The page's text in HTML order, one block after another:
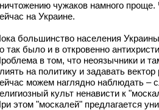
чужаков намного
на Украине.
большинство населения
так было и в откровенно
в том, что неоязычники и
на политику и задавать
можем наглядно наблюдать –
культ ненависти к
этом "москалей" предлагается